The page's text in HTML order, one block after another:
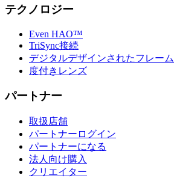
テクノロジー
Even HAO™
TriSync接続
デジタルデザインされたフレーム
度付きレンズ
パートナー
取扱店舗
パートナーログイン
パートナーになる
法人向け購入
クリエイター